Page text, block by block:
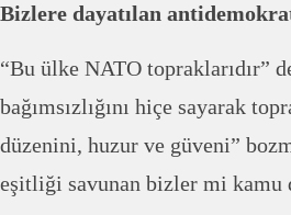
Bizlere dayatılan
“Bu ülke NATO topraklarıdır”
bağımsızlığını hiçe sayarak
düzenini, huzur ve güveni”
eşitliği savunan bizler mi kamu